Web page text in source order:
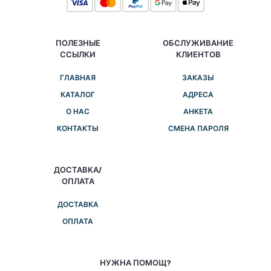
ПОЛЕЗНЫЕ
ССЫЛКИ
ГЛАВНАЯ
КАТАЛОГ
О НАС
КОНТАКТЫ
ДОСТАВКА/
ОПЛАТА
ДОСТАВКА
ОПЛАТА
ОБСЛУЖИВАНИЕ
КЛИЕНТОВ
ЗАКАЗЫ
АДРЕСА
АНКЕТА
СМЕНА ПАРОЛЯ
НУЖНА ПОМОЩ?